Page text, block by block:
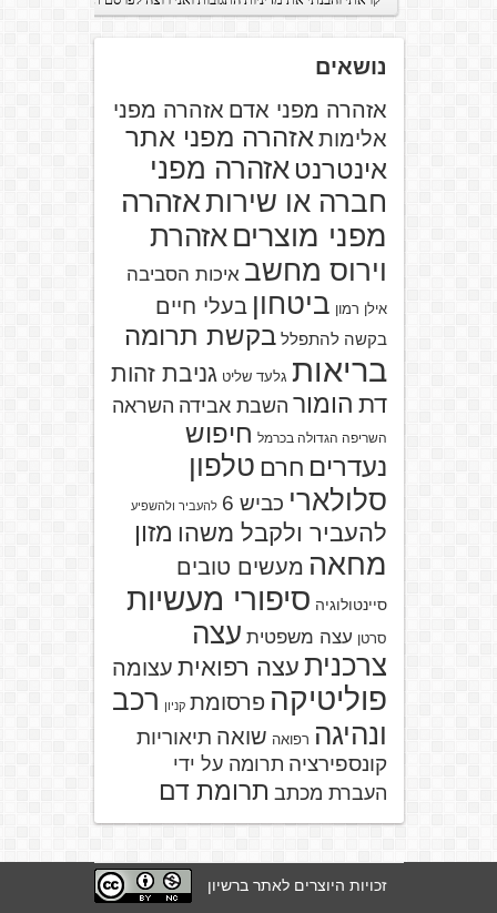
נושאים
אזהרה מפני אדם אזהרה מפני
אלימות אזהרה מפני אתר
אינטרנט אזהרה מפני
חברה או שירותאזהרה
מפני מוצרים אזהרת
וירוס מחשב איכות הסביבה
אילן רמון ביטחון בעלי חיים
בקשה להתפלל בקשת תרומה
בריאות גלעד שליט גניבת זהות
דת הומור השבת אבידה השראה
השריפה הגדולה בכרמל חיפוש
נעדרים חרם טלפון
סלולארי כביש 6 להעביר ולהשפיע
להעביר ולקבל משהו מזון
מחאה מעשים טובים
סיינטולוגיה סיפורי מעשיות
סרטן עצה משפטית עצה
צרכנית עצה רפואית עצומה
פוליטיקה פרסומת קניון רכב
ונהיגה רפואה שואה תיאוריות
קונספירציה תרומה על ידי
העברת מכתב תרומת דם
זכויות היוצרים לאתר ברשיון